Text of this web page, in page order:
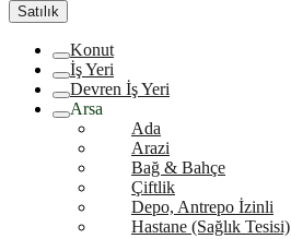
Satılık
Konut
İş Yeri
Devren İş Yeri
Arsa
Ada
Arazi
Bağ & Bahçe
Çiftlik
Depo, Antrepo İzinli
Hastane (Sağlık Tesisi)